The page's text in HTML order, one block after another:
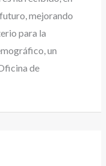
mejorando
para la
un
de